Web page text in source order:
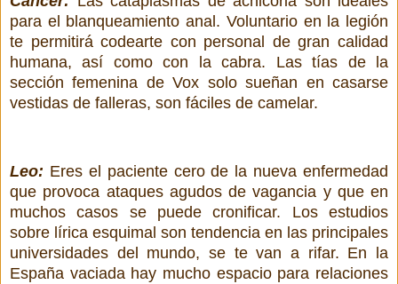
para el blanqueamiento anal. Voluntario en la legión
te permitirá codearte con personal de gran calidad
humana, así como con la cabra. Las tías de la
sección femenina de Vox solo sueñan en casarse
vestidas de falleras, son fáciles de camelar.
Leo: Eres el paciente cero de la nueva enfermedad
que provoca ataques agudos de vagancia y que en
muchos casos se puede cronificar. Los estudios
sobre lírica esquimal son tendencia en las principales
universidades del mundo, se te van a rifar. En la
España vaciada hay mucho espacio para relaciones